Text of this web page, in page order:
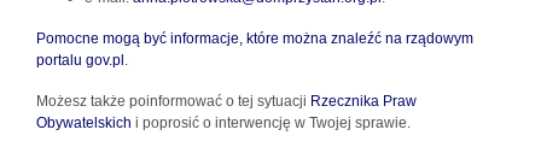
Pomocne mogą być informacje, które można znaleźć na rządowym
portalu gov.pl .
Możesz także poinformować o tej sytuacji Rzecznika Praw
Obywatelskich i poprosić o interwencję w Twojej sprawie.